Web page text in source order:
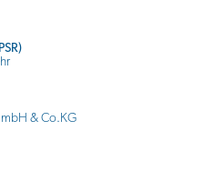
& Co.KG